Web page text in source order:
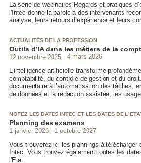
La série de webinaires Regards et pratiques
l'Intec donne la parole à des intervenants
analyse, leurs retours d’expérience et leurs
ACTUALITÉS DE LA PROFESSION
Outils d’IA dans les métiers de la
12 novembre 2025
4 mars 2026
L’intelligence artificielle transforme
comptabilité, du contrôle de gestion et du
documentaire à l’automatisation des tâches,
de données et la rédaction assistée, les
NOTEZ LES DATES INTEC ET LES DATES DE
Planning des examens
1 janvier 2026
1 octobre 2027
Vous trouverez ici les plannings à télécharger
Intec. Vous trouvez également toutes les
l'Etat.